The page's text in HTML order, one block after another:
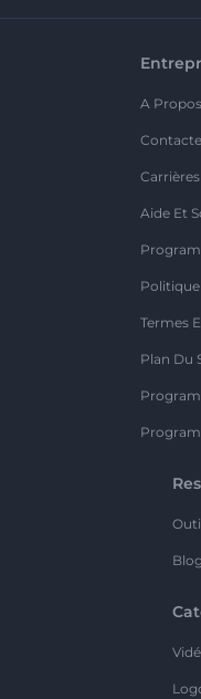
A
Carrières
Aide Et
Termes
Plan Du
Blog